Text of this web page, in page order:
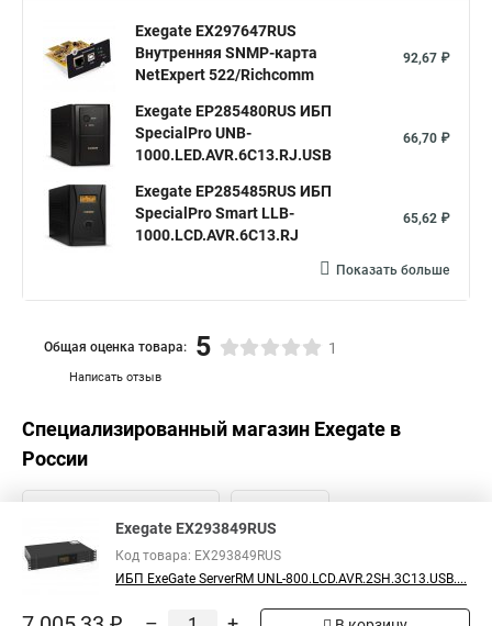
Exegate EX297647RUS
Внутренняя SNMP-карта
NetExpert 522/Richcomm
92,67 ₽
Exegate EP285480RUS ИБП
SpecialPro UNB-
1000.LED.AVR.6C13.RJ.USB
66,70 ₽
Exegate EP285485RUS ИБП
SpecialPro Smart LLB-
1000.LCD.AVR.6C13.RJ
65,62 ₽
Показать больше
Написать отзыв
Общая оценка товара: 5 1
Специализированный магазин Exegate в
России
Exegate EX293849RUS
Код товара: EX293849RUS
ИБП ExeGate ServerRM UNL-800.LCD.AVR.2SH.3C13.USB....